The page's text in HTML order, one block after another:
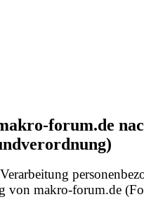
forum.de
von makro-forum.de